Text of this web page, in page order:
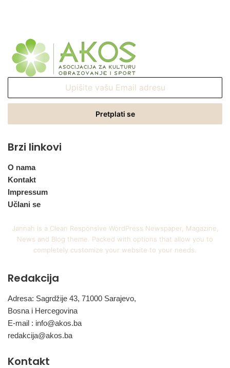
Email
Brzi linkovi
O nama
Kontakt
Impressum
Učlani se
Jannah is a Clean Responsive WordPress Newspaper, Magazine,
News and Blog theme. Packed with options that allow you to
completely customize your website to your needs.
Redakcija
Adresa: Sagrdžije 43, 71000 Sarajevo,
Bosna i Hercegovina
E-mail : info@akos.ba
redakcija@akos.ba
Kontakt